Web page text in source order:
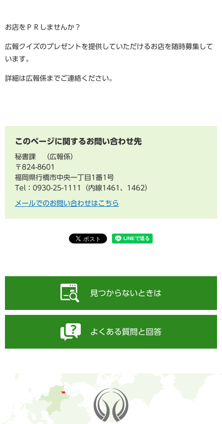
お店をＰＲしませんか？
広報クイズのプレゼントを提供していただけるお店を随時募集して
います。
詳細は広報係までご連絡ください。
このページに関するお問い合わせ先
秘書課
広報係
〒824-8601
福岡県行橋市中央一丁目1番1号
Tel：0930-25-1111（内線1461、1462）
メールでのお問い合わせはこちら
見つからないときは
よくある質問と回答